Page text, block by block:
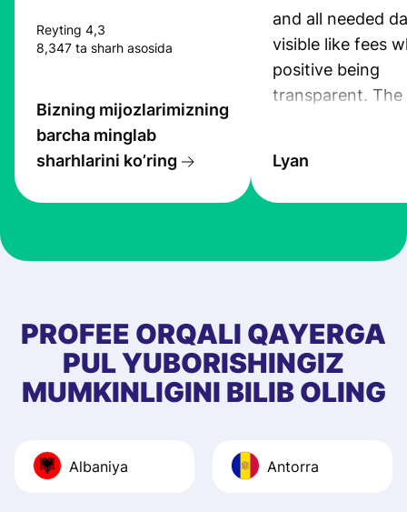
Reyting 4,3
8,347 ta sharh asosida
Bizning mijozlarimizning
barcha minglab
sharhlarini ko’ring
and all needed
visible like fees
positive being
transparent. The
the exchange
at Profee is very
first started
app, and they
quick to provide
and helpful
Recommend it!
Lyan
PROFEE ORQALI QAYERGA
PUL YUBORISHINGIZ
MUMKINLIGINI BILIB OLING
Albaniya Antorra